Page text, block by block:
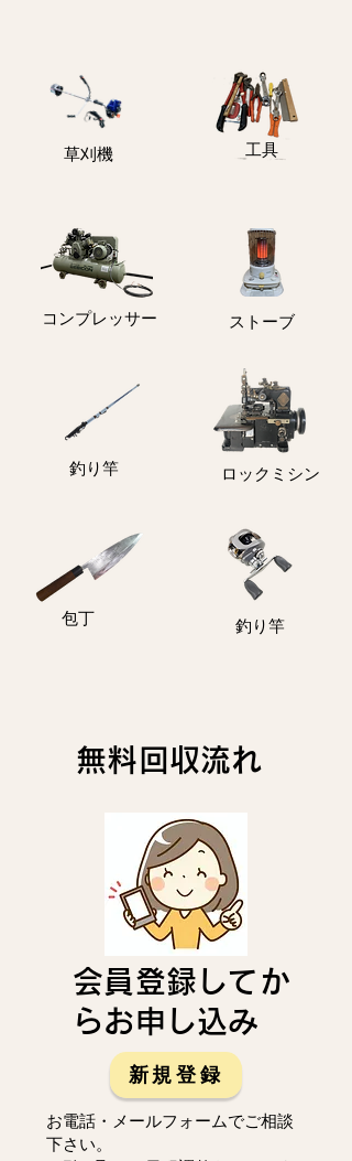
​草刈機 ​工具
コンプレッサー ストーブ
釣り竿 ロックミシン
包丁 釣り竿
無料回収流れ
会員登録してか
らお申し込み
新規登録
お電話・メールフォームでご相談
下さい。